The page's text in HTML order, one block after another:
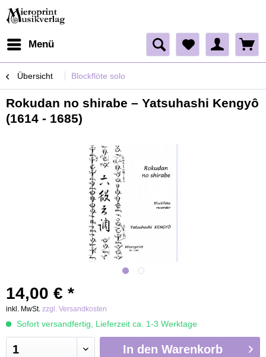
Menü
Übersicht Blockflöte solo
Rokudan no shirabe – Yatsuhashi Kengyô
(1614 - 1685)
14,00 € *
inkl. MwSt. zzgl. Versandkosten
Sofort versandfertig, Lieferzeit ca. 1-3 Werktage
In den Warenkorb